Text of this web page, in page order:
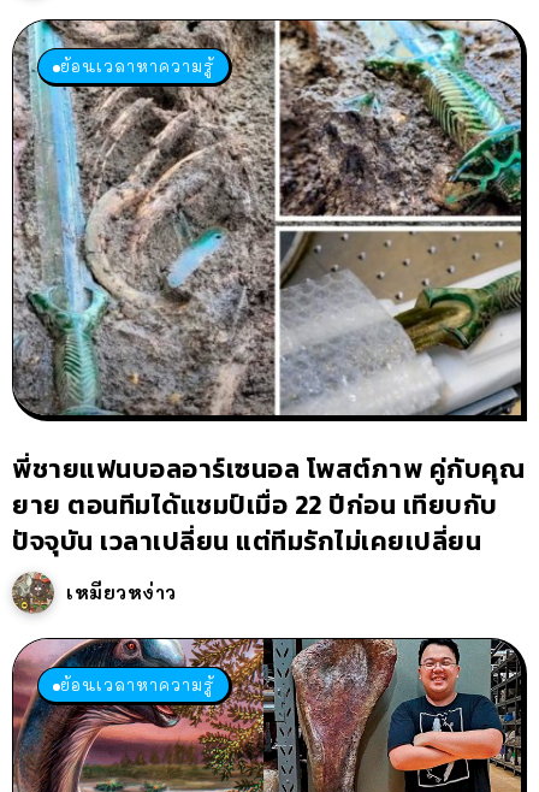
ย้อนเวลาหาความรู้
พี่ชายแฟนบอลอาร์เซนอล โพสต์ภาพ คู่กับคุณ
ยาย ตอนทีมได้แชมป์เมื่อ 22 ปีก่อน เทียบกับ
ปัจจุบัน เวลาเปลี่ยน แต่ทีมรักไม่เคยเปลี่ยน
เหมียวหง่าว
ย้อนเวลาหาความรู้